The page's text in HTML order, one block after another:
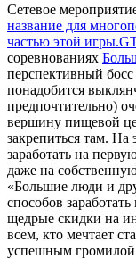
Сетевое
название для
частью этой игры.
соревнованиях
перспективный
понадобится
предпочтительно)
вершину пищевой
закрепиться там. На
заработать на
даже на
«Большие люди и
способов
щедрые скидки на
всем, кто мечтает
успешным